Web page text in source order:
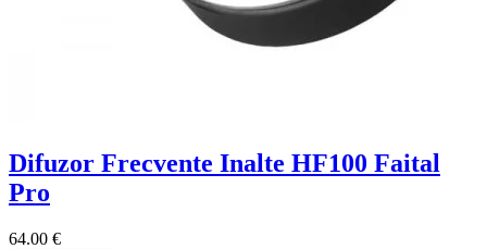
Difuzor Frecvente Inalte HF100 Faital
Pro
64.00 €